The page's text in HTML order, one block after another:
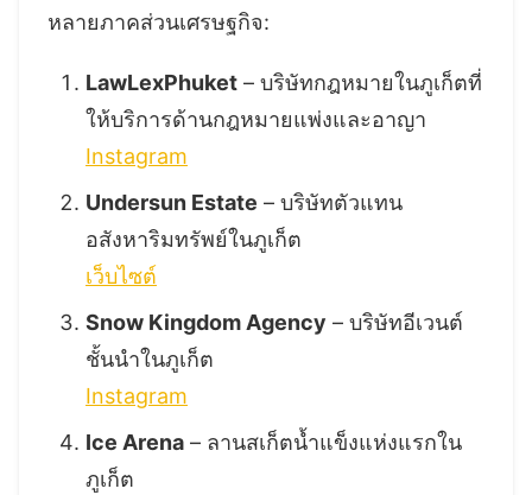
หลายภาคส่วนเศรษฐกิจ:
LawLexPhuket – บริษัทกฎหมายในภูเก็ตที่
ให้บริการด้านกฎหมายแพ่งและอาญา
Instagram
Undersun Estate – บริษัทตัวแทน
อสังหาริมทรัพย์ในภูเก็ต
เว็บไซต์
Snow Kingdom Agency – บริษัทอีเวนต์
ชั้นนำในภูเก็ต
Instagram
Ice Arena – ลานสเก็ตน้ำแข็งแห่งแรกใน
ภูเก็ต